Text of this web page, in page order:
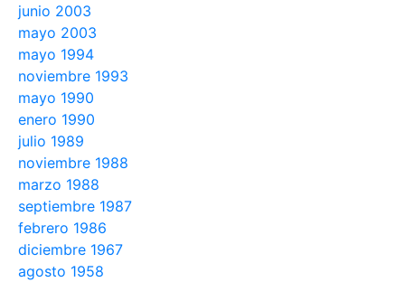
junio 2003
mayo 2003
mayo 1994
noviembre 1993
mayo 1990
enero 1990
julio 1989
noviembre 1988
marzo 1988
septiembre 1987
febrero 1986
diciembre 1967
agosto 1958